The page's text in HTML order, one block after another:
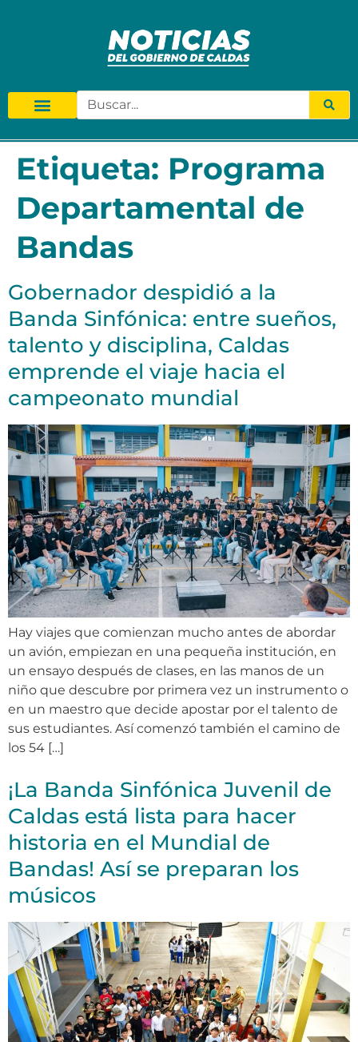
Etiqueta: Programa
Departamental de
Bandas
Gobernador despidió a la
Banda Sinfónica: entre sueños,
talento y disciplina, Caldas
emprende el viaje hacia el
campeonato mundial
Hay viajes que comienzan mucho antes de abordar
un avión, empiezan en una pequeña institución, en
un ensayo después de clases, en las manos de un
niño que descubre por primera vez un instrumento o
en un maestro que decide apostar por el talento de
sus estudiantes. Así comenzó también el camino de
los 54 […]
¡La Banda Sinfónica Juvenil de
Caldas está lista para hacer
historia en el Mundial de
Bandas! Así se preparan los
músicos